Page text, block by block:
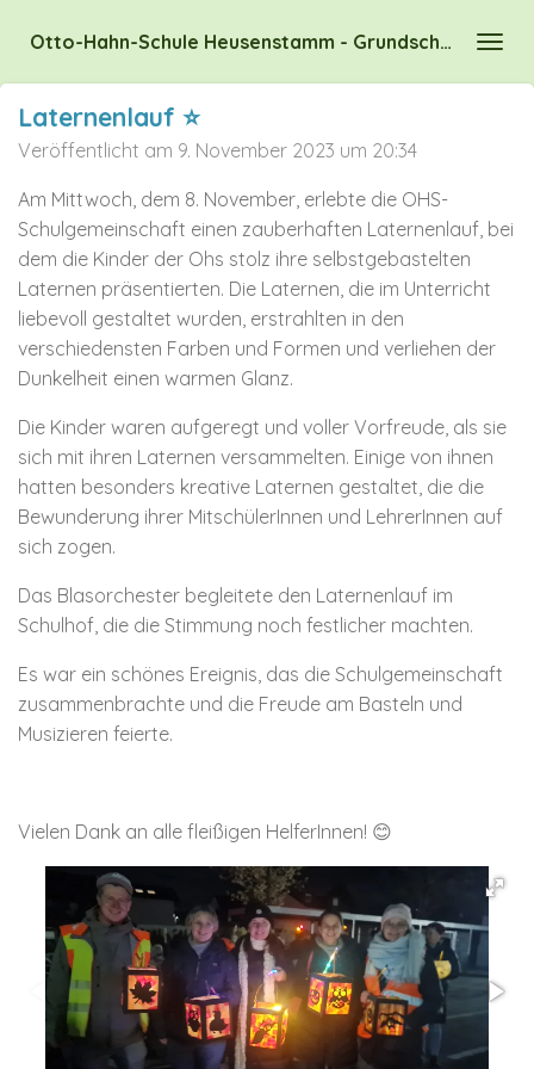
Hauptinhalt
springen
Otto-Hahn-Schule Heusenstamm - Grundschule des Kreises Offenbach
Laternenlauf ⭐
Veröffentlicht am 9. November 2023 um 20:34
Am Mittwoch, dem 8. November, erlebte die OHS-
Schulgemeinschaft einen zauberhaften Laternenlauf, bei
dem die Kinder der Ohs stolz ihre selbstgebastelten
Laternen präsentierten. Die Laternen, die im Unterricht
liebevoll gestaltet wurden, erstrahlten in den
verschiedensten Farben und Formen und verliehen der
Dunkelheit einen warmen Glanz.
Die Kinder waren aufgeregt und voller Vorfreude, als sie
sich mit ihren Laternen versammelten. Einige von ihnen
hatten besonders kreative Laternen gestaltet, die die
Bewunderung ihrer MitschülerInnen und LehrerInnen auf
sich zogen.
Das Blasorchester begleitete den Laternenlauf im
Schulhof, die die Stimmung noch festlicher machten.
Es war ein schönes Ereignis, das die Schulgemeinschaft
zusammenbrachte und die Freude am Basteln und
Musizieren feierte.
Vielen Dank an alle fleißigen HelferInnen! 😊